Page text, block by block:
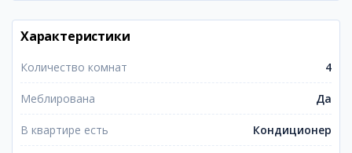
Характеристики
Количество комнат 4
Меблирована Да
В квартире есть Кондиционер